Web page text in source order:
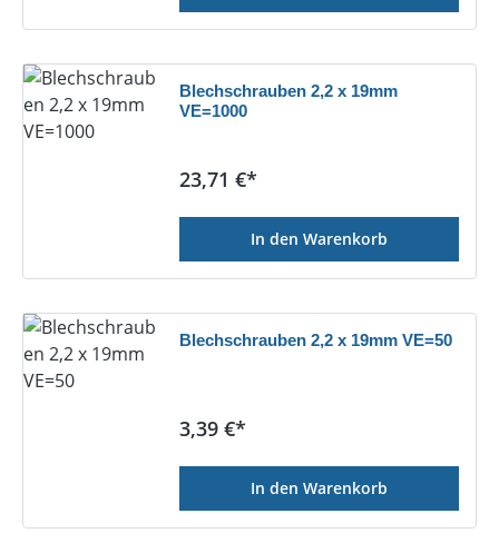
Blechschrauben 2,2 x 19mm
VE=1000
Regulärer Preis:
23,71 €*
In den Warenkorb
Blechschrauben 2,2 x 19mm VE=50
Regulärer Preis:
3,39 €*
In den Warenkorb